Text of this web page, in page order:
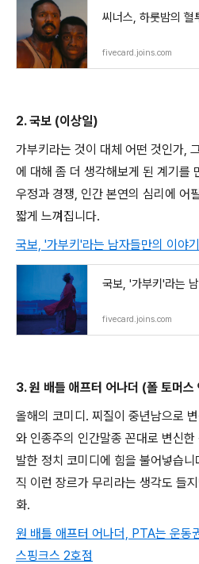
씨너스, 하룻밤의 혈
fivecard.joins.com
2. 국보 (이상일)
가부키라는 것이 대체 어떤 것인가,
에 대해 좀 더 생각해보게 된 계기를
우정과 경쟁, 인간 본연의 심리에 어
짧게 느껴집니다.
국보, '가부키'라는 남자들만의 이야
국보, '가부키'라는
fivecard.joins.com
3. 원 배틀 애프터 어나더 (폴 토머스
올해의 코미디. 찌질이 중년남으로
와 인종주의 인간말종 꼰대로 변신한
발한 정치 코미디에 힘을 불어넣습
직 이런 장르가 무리라는 생각도 들
화.
원 배틀 애프터 어나더, PTA는 운동
스핑크스 2호점